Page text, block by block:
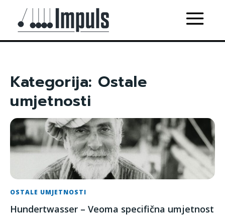
Kategorija: Ostale
umjetnosti
OSTALE UMJETNOSTI
Hundertwasser – Veoma specifična umjetnost